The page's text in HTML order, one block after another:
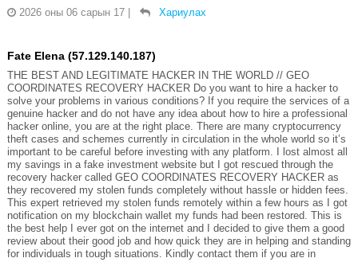
2026 оны 06 сарын 17 | Хариулах
Fate Elena (57.129.140.187)
THE BEST AND LEGITIMATE HACKER IN THE WORLD // GEO
COORDINATES RECOVERY HACKER Do you want to hire a hacker to
solve your problems in various conditions? If you require the services of a
genuine hacker and do not have any idea about how to hire a professional
hacker online, you are at the right place. There are many cryptocurrency
theft cases and schemes currently in circulation in the whole world so it’s
important to be careful before investing with any platform. I lost almost all
my savings in a fake investment website but I got rescued through the
recovery hacker called GEO COORDINATES RECOVERY HACKER as
they recovered my stolen funds completely without hassle or hidden fees.
This expert retrieved my stolen funds remotely within a few hours as I got
notification on my blockchain wallet my funds had been restored. This is
the best help I ever got on the internet and I decided to give them a good
review about their good job and how quick they are in helping and standing
for individuals in tough situations. Kindly contact them if you are in